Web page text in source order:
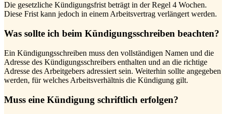
Die gesetzliche Kündigungsfrist beträgt in der Regel 4 Wochen.
Diese Frist kann jedoch in einem Arbeitsvertrag verlängert werden.
Was sollte ich beim Kündigungsschreiben beachten?
Ein Kündigungsschreiben muss den vollständigen Namen und die
Adresse des Kündigungsschreibers enthalten und an die richtige
Adresse des Arbeitgebers adressiert sein. Weiterhin sollte angegeben
werden, für welches Arbeitsverhältnis die Kündigung gilt.
Muss eine Kündigung schriftlich erfolgen?